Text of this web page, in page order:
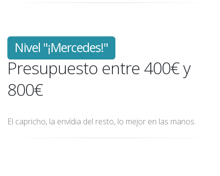
Nivel "¡Mercedes!"
Presupuesto entre 400€ y
800€
El capricho, la envídia del resto, lo mejor en las manos.